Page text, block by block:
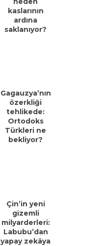
kaslarının
ardına
saklanıyor?
Gagauzya’nın
özerkliği
tehlikede:
Ortodoks
Türkleri ne
bekliyor?
Çin’in yeni
gizemli
milyarderleri:
Labubu’dan
yapay zekâya